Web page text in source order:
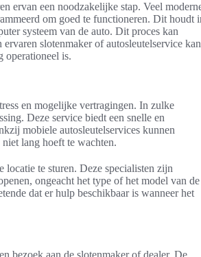
ervan een noodzakelijke stap. Veel
om goed te functioneren. Dit houdt
systeem van de auto. Dit proces kan
slotenmaker of autosleutelservice kan
operationeel is.
en mogelijke vertragingen. In zulke
Deze service biedt een snelle en
mobiele autosleutelservices kunnen
lang hoeft te wachten.
locatie te sturen. Deze specialisten zijn
ongeacht het type of het model van de
dat er hulp beschikbaar is wanneer het
bezoek aan de slotenmaker of dealer. De